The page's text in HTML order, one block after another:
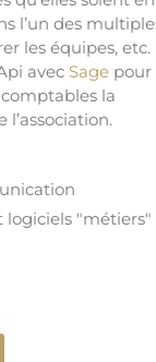
l’un des
les équipes, etc.
avec Sage pour
la
logiciels "métiers"